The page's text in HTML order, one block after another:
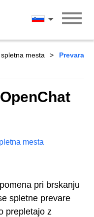
Slovenščina
mesta
Prevara
mesta
pri brskanju
spletne prevare
prepletajo z